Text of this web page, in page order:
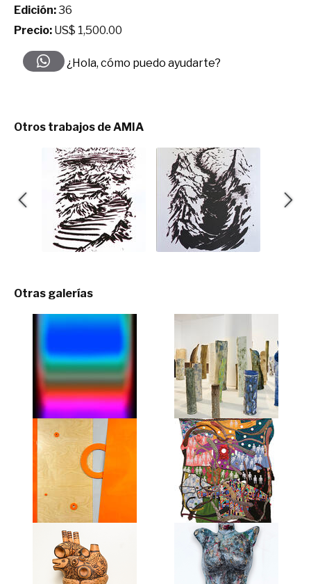
Edición:36
Precio: US$ 1,500.00
¿Hola, cómo puedo ayudarte?
Otros trabajos de AMIA
Otras galerías